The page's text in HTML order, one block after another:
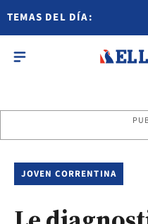
TEMAS DEL DÍA:
JOVEN CORRENTINA